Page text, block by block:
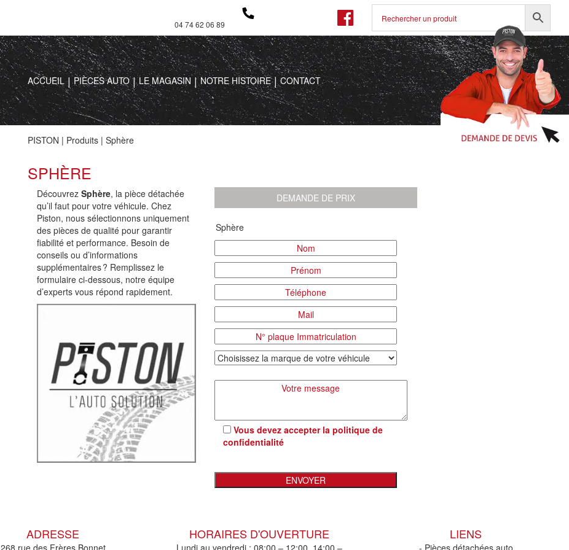
04 74 62 06 89
ACCUEIL PIÈCES AUTO LE MAGASIN NOTRE HISTOIRE CONTACT
PISTON | Produits | Sphère
SPHÈRE
Découvrez Sphère, la pièce détachée
qu’il faut pour votre véhicule. Chez
Piston, nous sélectionnons uniquement
des pièces de qualité pour garantir
fiabilité et performance. Besoin de
conseils ou d’informations
supplémentaires ? Remplissez le
formulaire ci-dessous, notre équipe
d’experts vous répond rapidement.
DEMANDE DE PRIX
Vous devez accepter la politique de
confidentialité
ADRESSE HORAIRES D'OUVERTURE LIENS